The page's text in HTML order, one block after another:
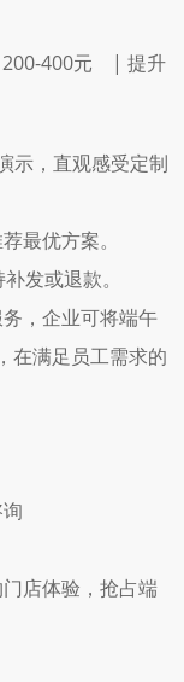
400元    | 提升
示，直观感受定制
最优方案。
发或退款。
，企业可将端午
在满足员工需求的
店体验，抢占端